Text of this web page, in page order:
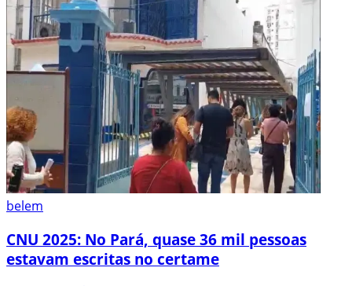
belem
CNU 2025: No Pará, quase 36 mil pessoas
estavam escritas no certame